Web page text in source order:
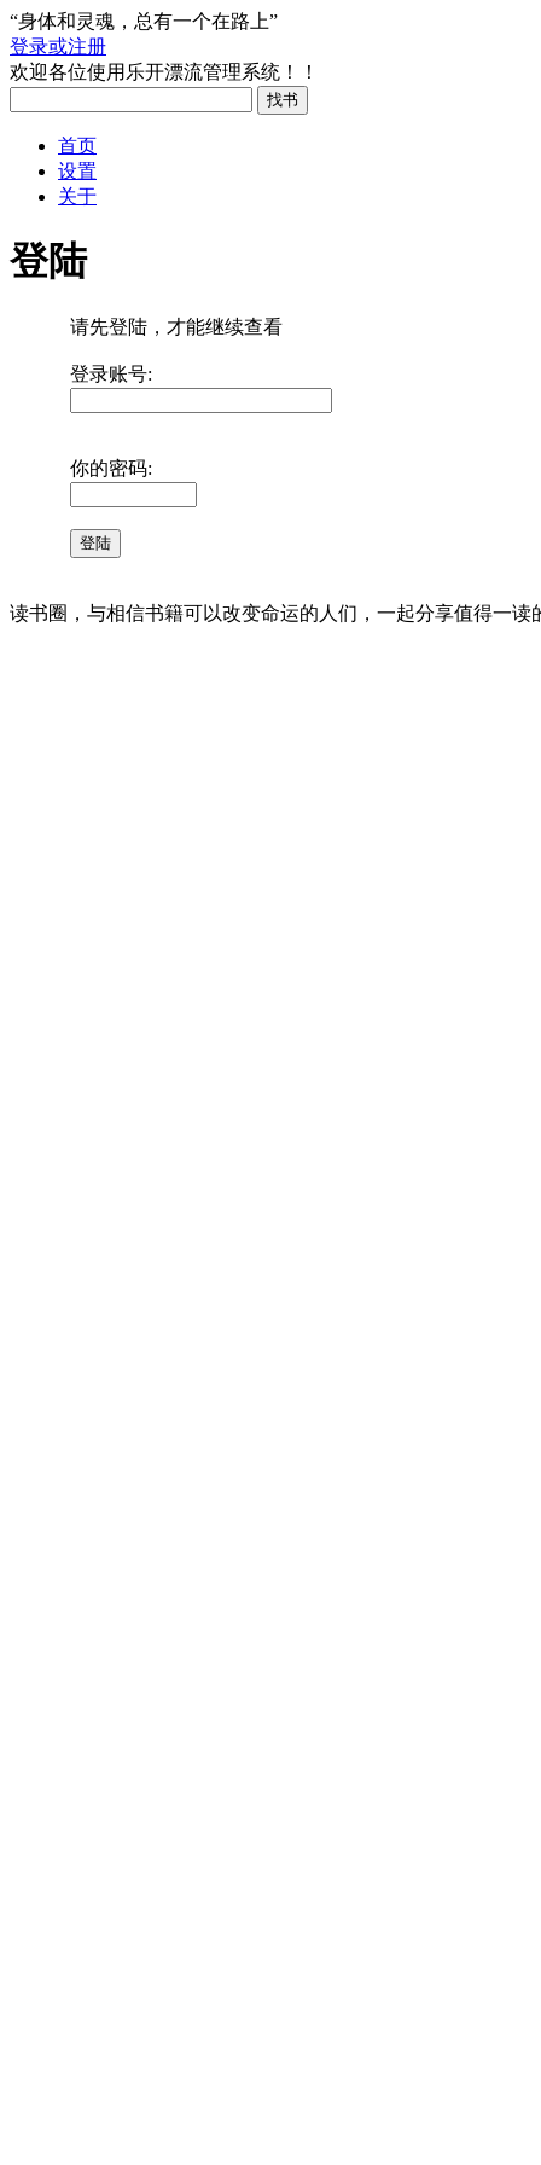
“身体和灵魂，总有一个在路上”
登录或注册
欢迎各位使用乐开漂流管理系统！！
首页
设置
关于
登陆
请先登陆，才能继续查看
登录账号:
你的密码:
读书圈，与相信书籍可以改变命运的人们，一起分享值得一读